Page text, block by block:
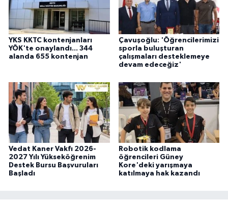
YKS KKTC kontenjanları
YÖK'te onaylandı... 344
alanda 655 kontenjan
Çavuşoğlu: 'Öğrencilerimizi
sporla buluşturan
çalışmaları desteklemeye
devam edeceğiz'
Vedat Kaner Vakfı 2026-
2027 Yılı Yükseköğrenim
Destek Bursu Başvuruları
Başladı
Robotik kodlama
öğrencileri Güney
Kore'deki yarışmaya
katılmaya hak kazandı